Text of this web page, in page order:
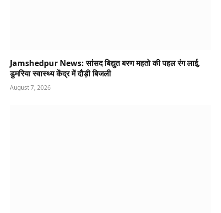
Jamshedpur News: सांसद बिद्युत बरण महतो की पहल रंग लाई,
डुमरिया स्वास्थ्य केंद्र में दौड़ी बिजली
August 7, 2026